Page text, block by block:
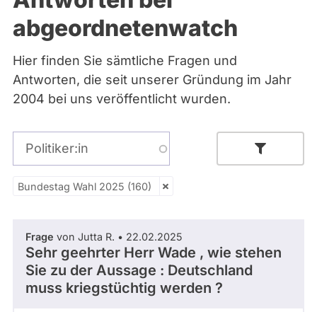
Bremen
Hamburg
Hessen
Mecklenburg-Vorpommern
Niedersachsen
Nordrhein-Westfalen
Rheinland-Pfalz
Sachsen-Anhalt
Schleswig-Holstein
Thüringen
Über uns
Spenden
abgeordnetenwatch
Hier finden Sie sämtliche Fragen und
Antworten, die seit unserer Gründung im Jahr
2004 bei uns veröffentlicht wurden.
Thema
- Alle -
Parlamentsperiode
Partei
- Alle -
Bundestag Wahl 2025 (160)
Frage von Jutta R. • 22.02.2025
Sehr geehrter Herr Wade , wie stehen
Sie zu der Aussage : Deutschland
muss kriegstüchtig werden ?